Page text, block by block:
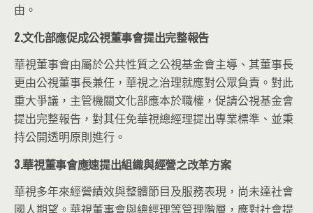
由。
2.文化部應促成公視董事會提出完整報告
華視董事會由屬於公共性質之公視基金會主導、其董事長
更由公視董事長兼任，華視之治理就應對公眾負責。對此
重大爭議，主管機關文化部應本於職權，促請公視基金會
提出完整報告，對其任免華視總經理提出專業標準、並秉
持公開透明原則進行。
3.華視董事會應速提出組織與經營之改革方案
華視多年來經營績效與整體節目及服務表現，尚未達社會
國人期望。華視董事會與總經理等管理階層，應對社會提